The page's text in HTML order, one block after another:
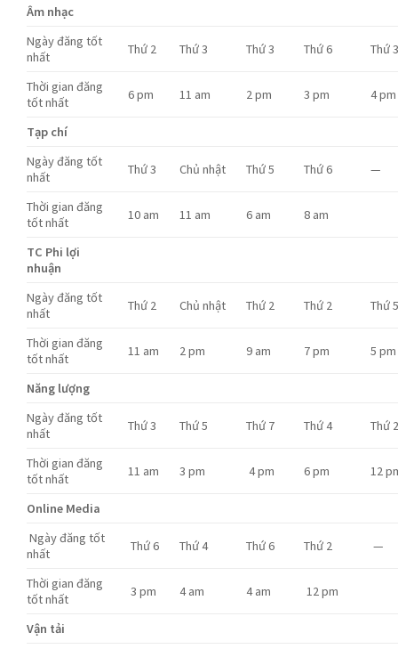
Âm nhạc
Ngày đăng tốt
nhất
Thứ 2 Thứ 3 Thứ 3 Thứ 6 Thứ
Thời gian đăng
tốt nhất
6 pm 11 am 2 pm 3 pm 4 pm
Tạp chí
Ngày đăng tốt
nhất
Thứ 3 Chủ nhật Thứ 5 Thứ 6 —
Thời gian đăng
tốt nhất
10 am 11 am 6 am 8 am
TC Phi lợi
nhuận
Ngày đăng tốt
nhất
Thứ 2 Chủ nhật Thứ 2 Thứ 2 Thứ
Thời gian đăng
tốt nhất
11 am 2 pm 9 am 7 pm 5 pm
Năng lượng
Ngày đăng tốt
nhất
Thứ 3 Thứ 5 Thứ 7 Thứ 4 Thứ
Thời gian đăng
tốt nhất
11 am 3 pm 4 pm 6 pm 12
Online Media
Ngày đăng tốt
nhất
Thứ 6 Thứ 4 Thứ 6 Thứ 2 —
Thời gian đăng
tốt nhất
3 pm 4 am 4 am 12 pm
Vận tải